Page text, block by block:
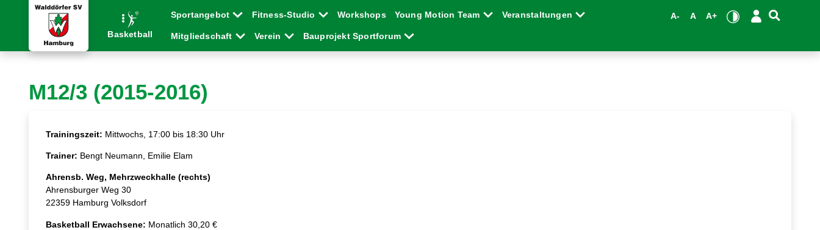
Basketball
Sportangebot Fitness-Studio Workshops Young Motion Team Veranstaltungen
Mitgliedschaft Verein Bauprojekt Sportforum
A- A A+
M12/3 (2015-2016)
Trainingszeit: Mittwochs, 17:00 bis 18:30 Uhr
Trainer: Bengt Neumann, Emilie Elam
Ahrensb. Weg, Mehrzweckhalle (rechts)
Ahrensburger Weg 30
22359 Hamburg Volksdorf
Basketball Erwachsene: Monatlich 30,20 €